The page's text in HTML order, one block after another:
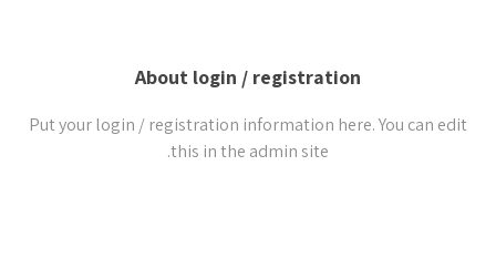
About login / registration
Put your login / registration information here. You can edit
this in the admin site.